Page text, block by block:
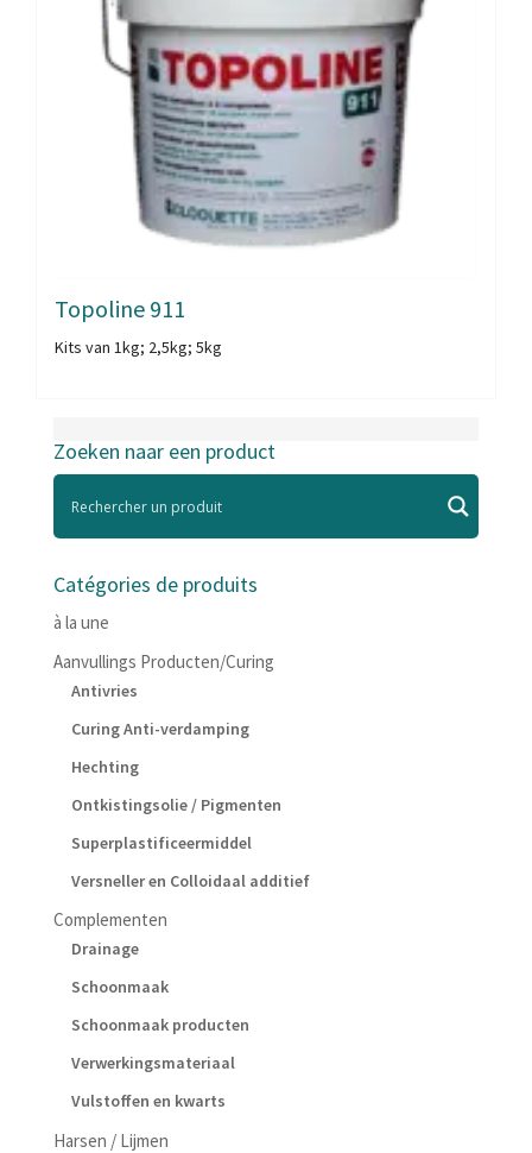
Topoline 911
Kits van 1kg; 2,5kg; 5kg
Zoeken naar een product
Catégories de produits
à la une
Aanvullings Producten/Curing
Antivries
Curing Anti-verdamping
Hechting
Ontkistingsolie / Pigmenten
Superplastificeermiddel
Versneller en Colloidaal additief
Complementen
Drainage
Schoonmaak
Schoonmaak producten
Verwerkingsmateriaal
Vulstoffen en kwarts
Harsen / Lijmen